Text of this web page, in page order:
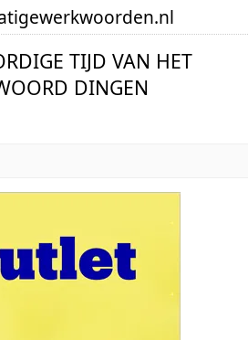
werkwoorden.nl
TIJD VAN HET
DINGEN